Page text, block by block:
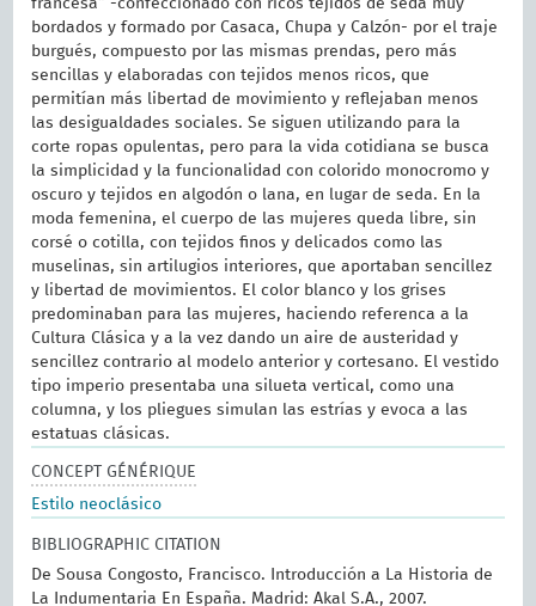
francesa” -confeccionado con ricos tejidos de seda muy
bordados y formado por Casaca, Chupa y Calzón- por el traje
burgués, compuesto por las mismas prendas, pero más
sencillas y elaboradas con tejidos menos ricos, que
permitían más libertad de movimiento y reflejaban menos
las desigualdades sociales. Se siguen utilizando para la
corte ropas opulentas, pero para la vida cotidiana se busca
la simplicidad y la funcionalidad con colorido monocromo y
oscuro y tejidos en algodón o lana, en lugar de seda. En la
moda femenina, el cuerpo de las mujeres queda libre, sin
corsé o cotilla, con tejidos finos y delicados como las
muselinas, sin artilugios interiores, que aportaban sencillez
y libertad de movimientos. El color blanco y los grises
predominaban para las mujeres, haciendo referenca a la
Cultura Clásica y a la vez dando un aire de austeridad y
sencillez contrario al modelo anterior y cortesano. El vestido
tipo imperio presentaba una silueta vertical, como una
columna, y los pliegues simulan las estrías y evoca a las
estatuas clásicas.
CONCEPT GÉNÉRIQUE
Estilo neoclásico
BIBLIOGRAPHIC CITATION
De Sousa Congosto, Francisco. Introducción a La Historia de
La Indumentaria En España. Madrid: Akal S.A., 2007.